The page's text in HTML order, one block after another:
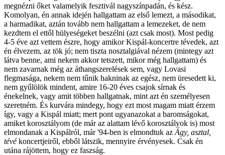
megnézni őket valamelyik fesztivál nagyszínpadán, és kész.
Komolyan, én annak idején hallgattam az első lemezt, a másodikat,
a harmadikat, aztán tovább nem hallgattam a lemezeket, de nem
kezdtem el ettől hülyeségeket beszélni (azt csak most). Most pedig
4-5 éve azt vettem észre, hogy amikor Kispál-koncertre tévedek, azt
én élvezem, az tök jó; nem tiszta nosztalgiával nézem (mintegy azt
látva benne, ami nekem akkor tetszett, mikor még hallgattam) és
nem zavarnak még az áthangszerelések sem, vagy Lovasi
flegmasága, nekem nem tűnik hakninak az egész, nem üresedett ki,
nem gyűlölök mindent, amire 16-20 éves csajok sírnak és
énekelnek, vagy amit többen hallgatnak, mint azt én személyesen
szeretném. És kurvára mindegy, hogy ezt most magam miatt érzem
így, vagy a Kispál miatt; mert pont ugyanazokat a baromságokat,
amiket korosztályom (de már az alattam lévő korosztályok is) most
elmondanak a Kispálról, már '94-ben is elmondtuk az Ágy, asztal,
tévékoncertjeiről, ebből látszik, mennyire érvényesek. Csak én
utána rájöttem, hogy ez faszság.